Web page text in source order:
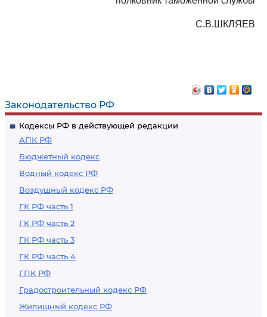
Законодательство РФ
Кодексы РФ в действующей редакции
АПК РФ
Бюджетный кодекс
Водный кодекс РФ
Воздушный кодекс РФ
ГК РФ часть 1
ГК РФ часть 2
ГК РФ часть 3
ГК РФ часть 4
ГПК РФ
Градостроительный кодекс РФ
Жилищный кодекс РФ
С.В.ШКЛЯЕВ